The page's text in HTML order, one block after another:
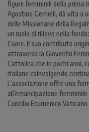
figure femminili della prima
Agostino Gemelli, dà vita a
delle Missionarie della
un ruolo di rilievo nella
Cuore. Il suo contributo
attraverso la Gioventù
Cattolica che in pochi anni,
italiane coinvolgendo
L’associazione offre una
all’emancipazione
Concilio Ecumenico Vaticano